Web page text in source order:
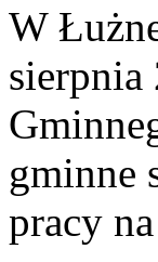
W
sierpnia
gminne
pracy